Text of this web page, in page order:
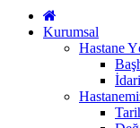
Kurumsal
Hastane